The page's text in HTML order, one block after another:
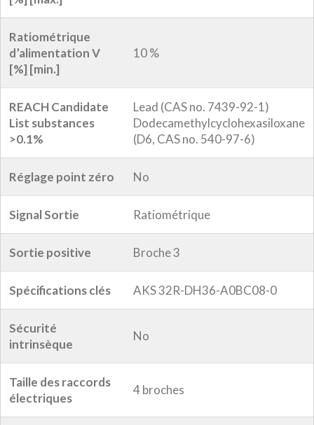
Ratiométrique
d’alimentation V
[%] [min.]
10 %
REACH Candidate
List substances
>0.1%
Lead (CAS no. 7439-92-1)
Dodecamethylcyclohexasiloxane
(D6, CAS no. 540-97-6)
Réglage point zéro No
Signal Sortie Ratiométrique
Sortie positive Broche 3
Spécifications clés AKS 32R-DH36-A0BC08-0
Sécurité
intrinsèque
No
Taille des raccords
électriques
4 broches